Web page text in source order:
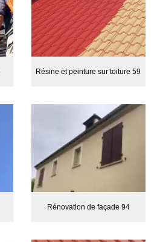
Résine et peinture sur toiture 59
Rénovation de façade 94